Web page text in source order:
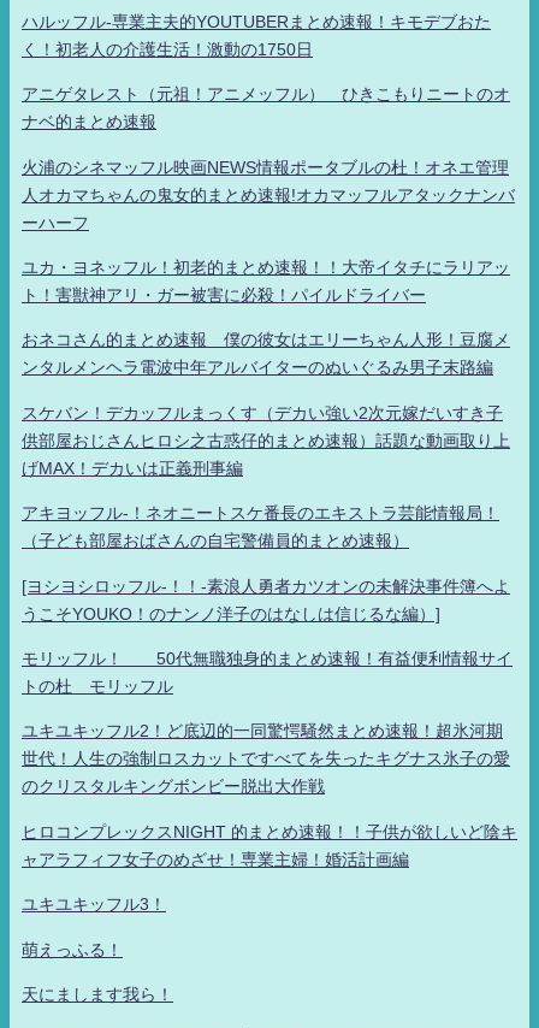
ハルッフル-専業主夫的YOUTUBERまとめ速報！キモデブおた
く！初老人の介護生活！激動の1750日
アニゲタレスト（元祖！アニメッフル） ひきこもりニートのオ
ナベ的まとめ速報
火浦のシネマッフル映画NEWS情報ポータブルの杜！オネエ管理
人オカマちゃんの鬼女的まとめ速報!オカマッフルアタックナンバ
ーハーフ
ユカ・ヨネッフル！初老的まとめ速報！！大帝イタチにラリアッ
ト！害獣神アリ・ガー被害に必殺！パイルドライバー
おネコさん的まとめ速報 僕の彼女はエリーちゃん人形！豆腐メ
ンタルメンヘラ電波中年アルバイターのぬいぐるみ男子末路編
スケバン！デカッフルまっくす（デカい強い2次元嫁だいすき子
供部屋おじさんヒロシ之古惑仔的まとめ速報）話題な動画取り上
げMAX！デカいは正義刑事編
アキヨッフル-！ネオニートスケ番長のエキストラ芸能情報局！
（子ども部屋おばさんの自宅警備員的まとめ速報）
[ヨシヨシロッフル-！！-素浪人勇者カツオンの未解決事件簿へよ
うこそYOUKO！のナンノ洋子のはなしは信じるな編）]
モリッフル！ 50代無職独身的まとめ速報！有益便利情報サイ
トの杜 モリッフル
ユキユキッフル2！ど底辺的一同驚愕騒然まとめ速報！超氷河期
世代！人生の強制ロスカットですべてを失ったキグナス氷子の愛
のクリスタルキングボンビー脱出大作戦
ヒロコンプレックスNIGHT 的まとめ速報！！子供が欲しいど陰キ
ャアラフィフ女子のめざせ！専業主婦！婚活計画編
ユキユキッフル3！
萌えっふる！
天にまします我ら！